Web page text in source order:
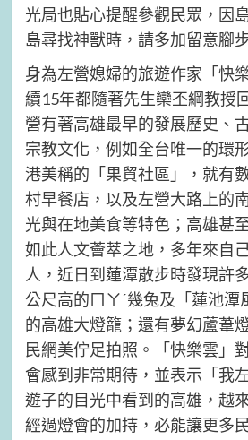
光局也貼心提醒參觀民眾，因
島尋找神獸時，請多加留意腳
身為左營媳婦的旅遊作家「快
續15年都隨著先生欒丕綱教授
營有著高雄最早的發展歷史、
宗教文化，例如全台唯一的環
港美稱的「果貿社區」，就有
村早餐店，以及左營大路上的
光與在地美食等特色；高雄甚
如此人文薈萃之地，多年來自
人，近日到蓮潭散步時發現許
公尺高的ㄇㄚˊ幾兔及「蓮池潭
的高雄大燈籠；還有夢幻蘆葦
民網美佇足拍照。「快樂雲」
會感到非常期待，並表示「我
遊子的目光中看到的高雄，越
經過燈會的加持，必能讓更多